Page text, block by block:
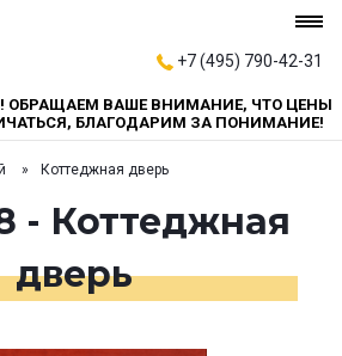
+7 (495) 790-42-31
ОБРАЩАЕМ ВАШЕ ВНИМАНИЕ, ЧТО ЦЕНЫ
БЛАГОДАРИМ ЗА ПОНИМАНИЕ!
Коттеджная дверь
- Коттеджная
дверь